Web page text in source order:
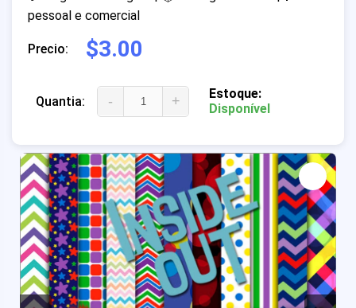
pessoal e comercial
Precio: $3.00
Quantia: - +
Estoque:
Disponível